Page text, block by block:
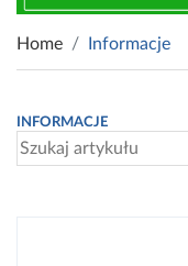
Home Informacje
INFORMACJE